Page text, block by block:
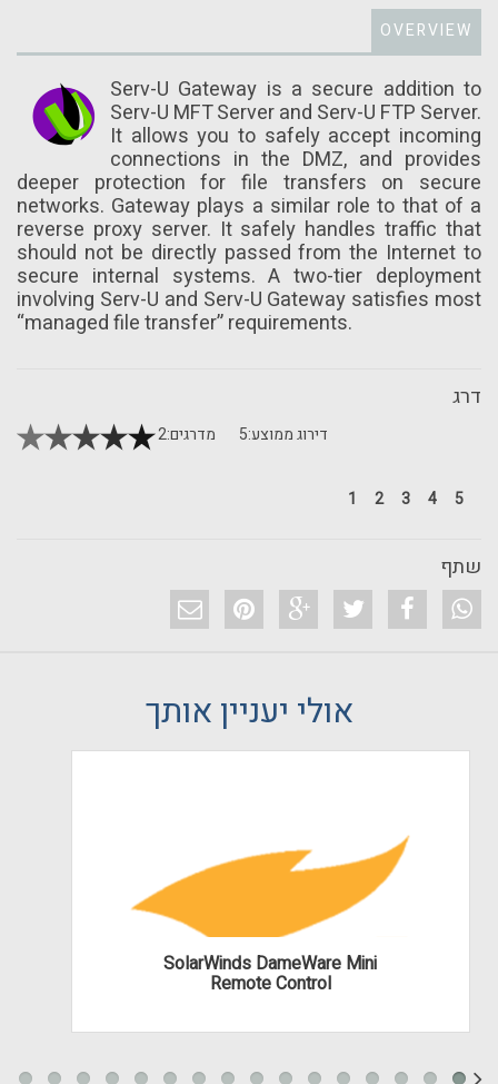
OVERVIEW
Serv-U Gateway is a secure addition to
Serv-U MFT Server and Serv-U FTP Server.
It allows you to safely accept incoming
connections in the DMZ, and provides
deeper protection for file transfers on secure
networks. Gateway plays a similar role to that of a
reverse proxy server. It safely handles traffic that
should not be directly passed from the Internet to
secure internal systems. A two-tier deployment
involving Serv-U and Serv-U Gateway satisfies most
“managed file transfer” requirements.
דרג
דירוג ממוצע:5 מדרגים:2
5
4
3
2
1
שתף
אולי יעניין אותך
SolarWinds DameWare Mini
Remote Control